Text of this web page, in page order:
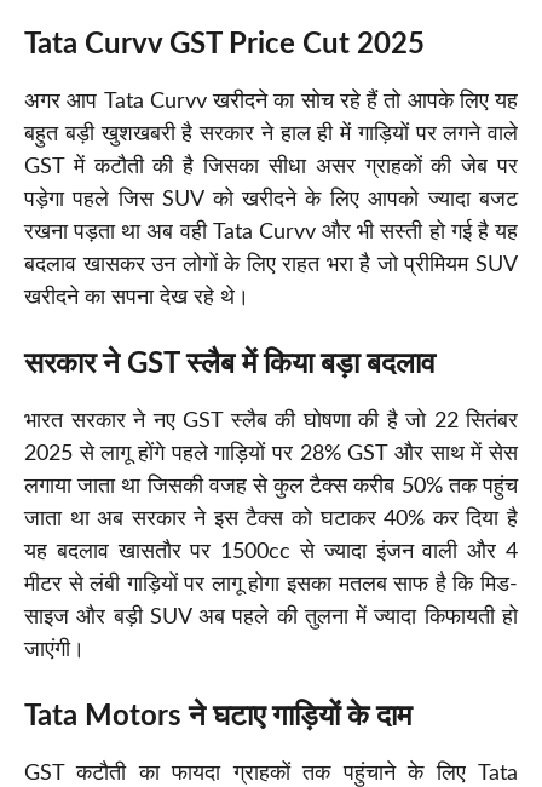
Tata Curvv GST Price Cut 2025
अगर आप Tata Curvv खरीदने का सोच रहे हैं तो आपके लिए यह
बहुत बड़ी खुशखबरी है सरकार ने हाल ही में गाड़ियों पर लगने वाले
GST में कटौती की है जिसका सीधा असर ग्राहकों की जेब पर
पड़ेगा पहले जिस SUV को खरीदने के लिए आपको ज्यादा बजट
रखना पड़ता था अब वही Tata Curvv और भी सस्ती हो गई है यह
बदलाव खासकर उन लोगों के लिए राहत भरा है जो प्रीमियम SUV
खरीदने का सपना देख रहे थे।
सरकार ने GST स्लैब में किया बड़ा बदलाव
भारत सरकार ने नए GST स्लैब की घोषणा की है जो 22 सितंबर
2025 से लागू होंगे पहले गाड़ियों पर 28% GST और साथ में सेस
लगाया जाता था जिसकी वजह से कुल टैक्स करीब 50% तक पहुंच
जाता था अब सरकार ने इस टैक्स को घटाकर 40% कर दिया है
यह बदलाव खासतौर पर 1500cc से ज्यादा इंजन वाली और 4
मीटर से लंबी गाड़ियों पर लागू होगा इसका मतलब साफ है कि मिड-
साइज और बड़ी SUV अब पहले की तुलना में ज्यादा किफायती हो
जाएंगी।
Tata Motors ने घटाए गाड़ियों के दाम
GST कटौती का फायदा ग्राहकों तक पहुंचाने के लिए Tata